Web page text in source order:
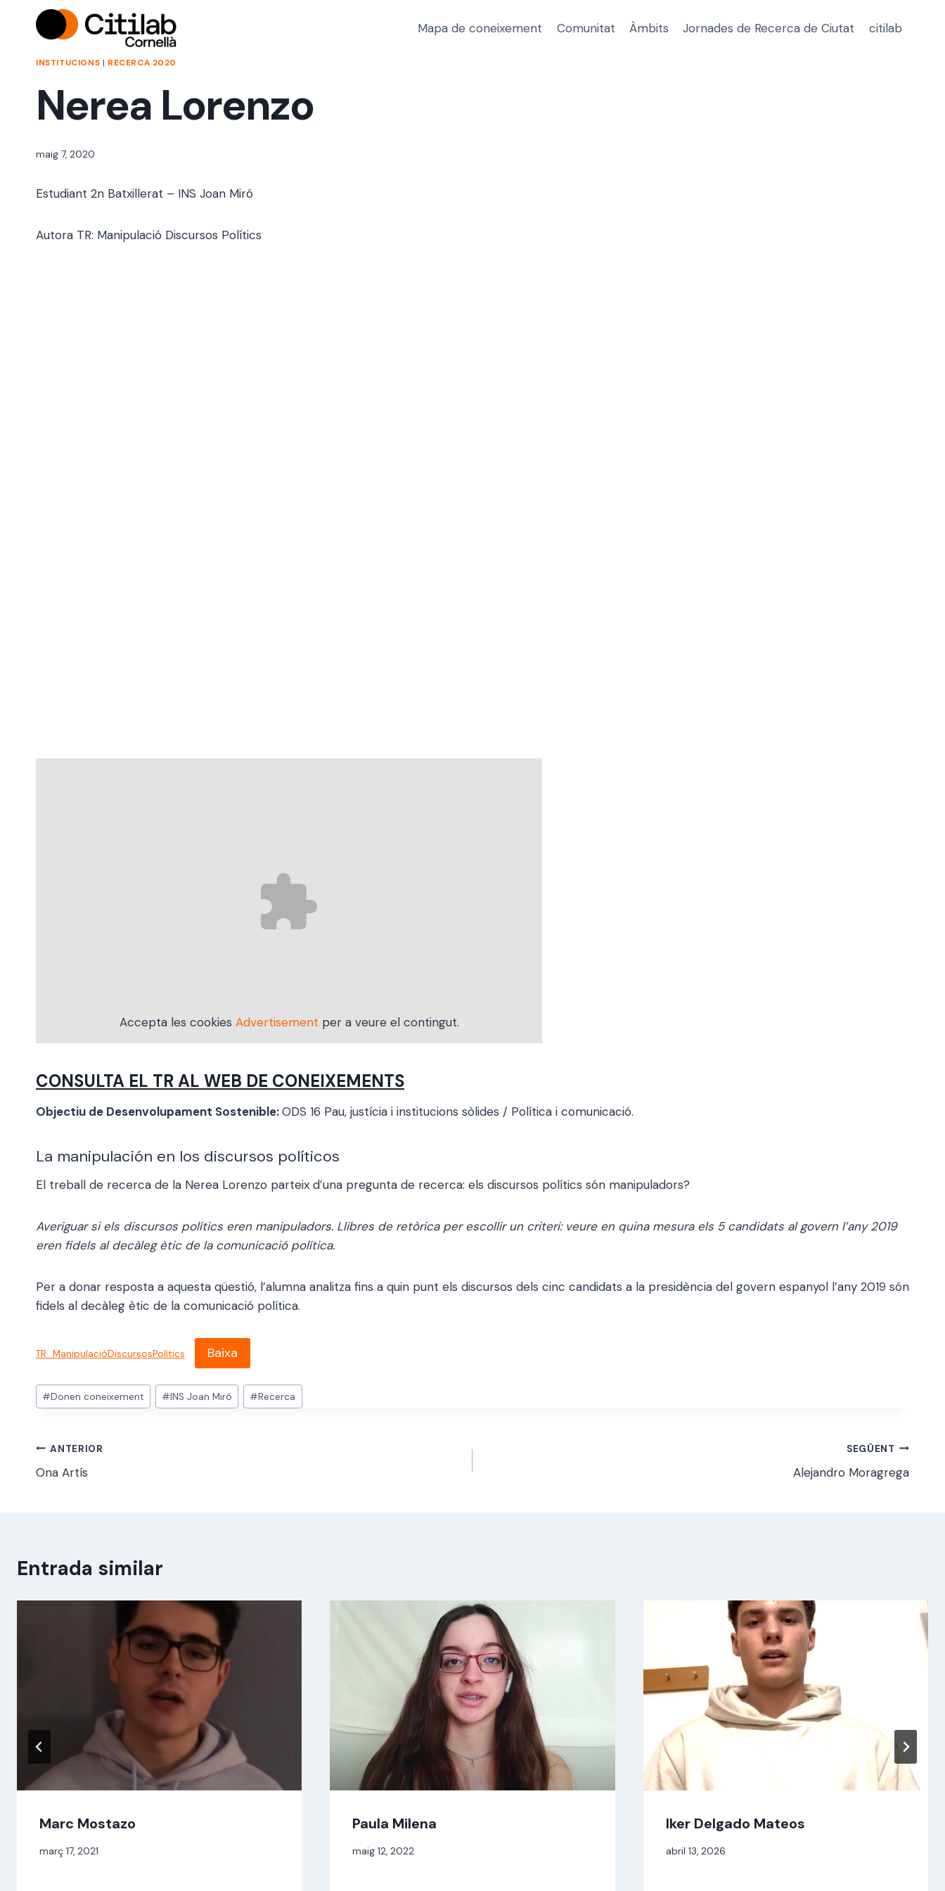
Mapa de coneixement Comunitat Àmbits Jornades de Recerca de Ciutat citilab
INSTITUCIONS | RECERCA 2020
Nerea Lorenzo
Per
maig 7, 2020
Estudiant 2n Batxillerat – INS Joan Miró
Autora TR: Manipulació Discursos Polítics
Accepta les cookies Advertisement per a veure el contingut.
CONSULTA EL TR AL WEB DE CONEIXEMENTS
Objectiu de Desenvolupament Sostenible:ODS 16 Pau, justícia i institucions sòlides / Política i comunicació.
La manipulación en los discursos políticos
El treball de recerca de la Nerea Lorenzo parteix d’una pregunta de recerca: els discursos polítics són manipuladors?
Averiguar si els discursos polítics eren manipuladors. Llibres de retòrica per escollir un criteri: veure en quina mesura els 5 candidats al govern l’any 2019
eren fidels al decàleg ètic de la comunicació política.
Per a donar resposta a aquesta qüestió, l’alumna analitza fins a quin punt els discursos dels cinc candidats a la presidència del govern espanyol l’any 2019 són
fidels al decàleg ètic de la comunicació política.
TR_ManipulacióDiscursosPolítics Baixa
Etiquetes
d'entrada
#Donen coneixement #INS Joan Miró #Recerca
Navegació
d'entrades
ANTERIOR
Ona Artís
SEGÜENT
Alejandro Moragrega
Entrada similar
Marc Mostazo
Per
març 17, 2021
Paula Milena
Per
maig 12, 2022
Iker Delgado Mateos
Per
abril 13, 2026